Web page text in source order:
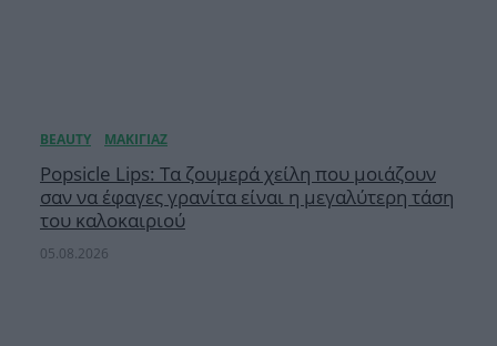
Popsicle Lips: Τα ζουμερά χείλη που μοιάζουν
σαν να έφαγες γρανίτα είναι η μεγαλύτερη τάση
του καλοκαιριού
05.08.2026